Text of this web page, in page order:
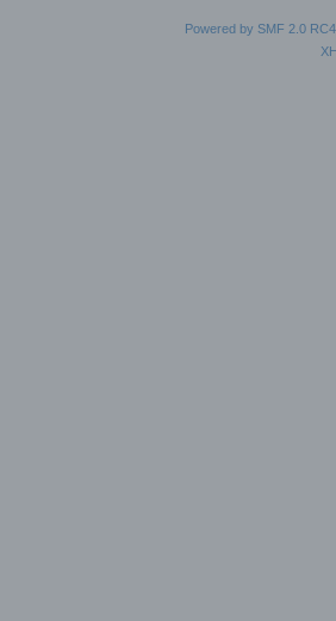
Powered by SMF 2.0 RC4